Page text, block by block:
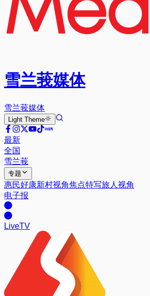
雪兰莪媒体
雪兰莪媒体
Light Theme
最新
全国
雪兰莪
专题
惠民好康新村视角焦点特写旅人视角
电子报
LiveTV